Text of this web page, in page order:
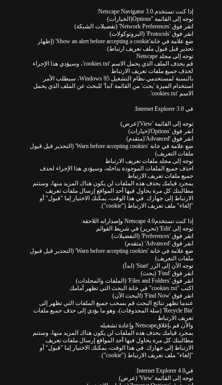
إذا كنت تستخدم Netscape Navigator 3.0:
توجه إلى القائمة ''Options(الخيارات)
انقر فوق 'Network Preferences' (تفضيلات الشبكة)
انقر فوق 'Protocols' (البروتوكولات)
ضع علامة في خانة'Show an alert before accepting a cookie' (إظهار
تحذير قبل قبول ملف تعريف ارتباط)
توجه إلى مجلد Netscape
قم بحذف الملف الذي يحمل الاسم 'cookies.txt'، وسيؤدي هذا الإجراء
لحذف جميع ملفات تعريف الارتباط
بالنسبة لمستخدمي نظام التشغيل Windows 95، سيطلب الأمر
استخدام الميزة 'بحث' من القائمة 'ابدأ' للبحث عن الملف الذي يحمل
الاسم 'cookies.txt'.
في Internet Explorer 3.0:
توجه إلى القائمة 'View'(عرض)
انقر فوق 'Options'(خيارات)
انقر فوق 'Advanced'(متقدم)
ضع علامة في خانة 'Warn before accepting cookies' (التحذير قبل قبول
ملفات التعريف)
توجه إلى مجلد ملفات تعريف الارتباط
احذف جميع الملفات الموجودة بداخله، وسيؤدي هذا الإجراء لحذف
جميع ملفات تعريف الارتباط
بمجرد قيامك بحذف هذه الملفات لن يكون هناك المزيد منها، وستتم
مطالبتك كل مرة يحاول فيها أحد المواقع إرسال ملفات تعريف
الارتباط إلى جهازك. في هذا الوقت، يمكنك الاختيار إما "قبول" أو
"إلغاء" ملف تعريف الارتباط ("cookie").
إذا كنت تستخدمNetscape 4.0 وإصداراته اللاحقة:
توجه إلى 'Edit' (تحرير) في شريط القوائم
انقر فوق 'Preferences' (التفضيلات)
انقر فوق 'Advanced' (متقدم)
ضع علامة في خانة 'Warn before accepting cookies' (التحذير قبل قبول
ملفات التعريف)
توجه الآن إلى الزر 'Start' (ابدأ)
انقر فوق 'Find' (بحث)
انقر فوق 'Files and Folders' (الملفات والمجلدات)
اكتب "cookies.txt" في خانة البحث التي تظهر أمامك
انقر فوق 'Find Now' (البحث الآن)
عندما تظهر نتائج البحث قم بسحب جميع الملفات التي تظهر إلى
'Recycle Bin' (سلة المحذوفات)، وهو ما يؤدي إلى حذف جميع ملفات
تعريف الارتباط
والآن قم بإغلاقNetscape وإعادة تشغيله
بمجرد قيامك بحذف هذه الملفات لن يكون هناك المزيد منها، وستتم
مطالبتك كل مرة يحاول فيها أحد المواقع إرسال ملفات تعريف
الارتباط إلى جهازك. في هذا الوقت، يمكنك الاختيار إما "قبول" أو
"إلغاء" ملف تعريف الارتباط ("cookie").
فيInternet Explorer 4.0:
توجه إلى القائمة 'View' (عرض)